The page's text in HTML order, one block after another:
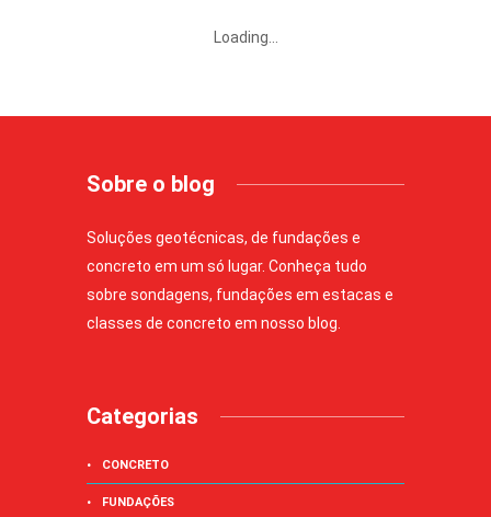
Loading...
Sobre o blog
Soluções geotécnicas, de fundações e
concreto em um só lugar. Conheça tudo
sobre sondagens, fundações em estacas e
classes de concreto em nosso blog.
Categorias
CONCRETO
FUNDAÇÕES